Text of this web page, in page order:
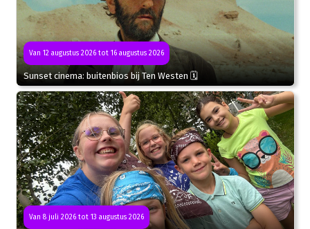
Van 12 augustus 2026 tot 16 augustus 2026
Sunset cinema: buitenbios bij Ten Westen 🗓
Van 8 juli 2026 tot 13 augustus 2026